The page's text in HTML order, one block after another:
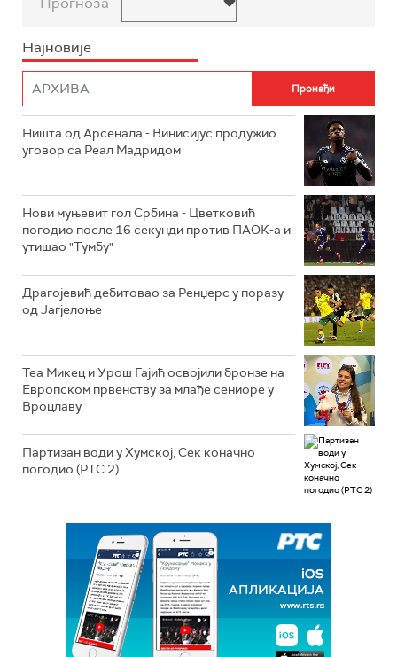
Најновије
Ништа од Арсенала - Винисијус продужио
уговор са Реал Мадридом
Нови муњевит гол Србина - Цветковић
погодио после 16 секунди против ПАОК-а и
утишао "Тумбу"
Драгојевић дебитовао за Ренџерс у поразу
од Јагјелоње
Теа Микец и Урош Гајић освојили бронзе на
Европском првенству за млађе сениоре у
Вроцлаву
Партизан води у Хумској, Сек коначно
погодио (РТС 2)